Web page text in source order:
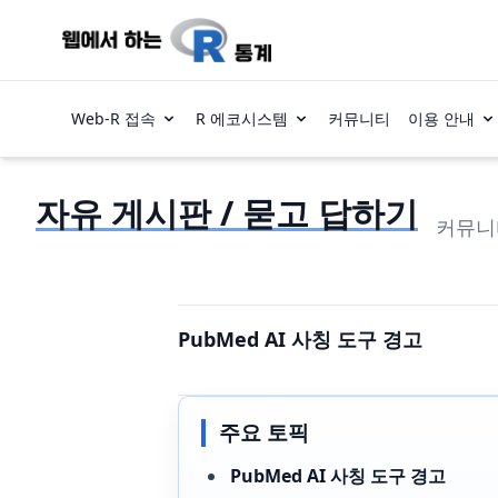
Web-R 접속 R 에코시스템 커뮤니티 이용 안내
자유 게시판 / 묻고 답하기 커뮤
PubMed AI 사칭 도구 경고
주요 토픽
PubMed AI 사칭 도구 경고